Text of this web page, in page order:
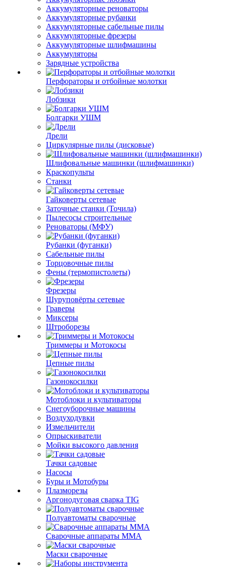
Аккумуляторные реноваторы
Аккумуляторные рубанки
Аккумуляторные сабельные пилы
Аккумуляторные фрезеры
Аккумуляторные шлифмашины
Аккумуляторы
Зарядные устройства
Перфораторы и отбойные молотки
Лобзики
Болгарки УШМ
Дрели
Циркулярные пилы (дисковые)
Шлифовальные машинки (шлифмашинки)
Краскопульты
Станки
Гайковерты сетевые
Заточные станки (Точила)
Пылесосы строительные
Реноваторы (МФУ)
Рубанки (фуганки)
Сабельные пилы
Торцовочные пилы
Фены (термопистолеты)
Фрезеры
Шуруповёрты сетевые
Граверы
Миксеры
Штроборезы
Триммеры и Мотокосы
Цепные пилы
Газонокосилки
Мотоблоки и культиваторы
Снегоуборочные машины
Воздуходувки
Измельчители
Опрыскиватели
Мойки высокого давления
Тачки садовые
Насосы
Буры и Мотобуры
Плазморезы
Аргонодуговая сварка TIG
Полуавтоматы сварочные
Сварочные аппараты ММА
Маски сварочные